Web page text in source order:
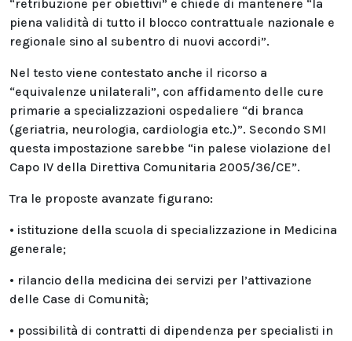
“retribuzione per obiettivi” e chiede di mantenere “la
piena validità di tutto il blocco contrattuale nazionale e
regionale sino al subentro di nuovi accordi”.
Nel testo viene contestato anche il ricorso a
“equivalenze unilaterali”, con affidamento delle cure
primarie a specializzazioni ospedaliere “di branca
(geriatria, neurologia, cardiologia etc.)”. Secondo SMI
questa impostazione sarebbe “in palese violazione del
Capo IV della Direttiva Comunitaria 2005/36/CE”.
Tra le proposte avanzate figurano:
• istituzione della scuola di specializzazione in Medicina
generale;
• rilancio della medicina dei servizi per l’attivazione
delle Case di Comunità;
• possibilità di contratti di dipendenza per specialisti in